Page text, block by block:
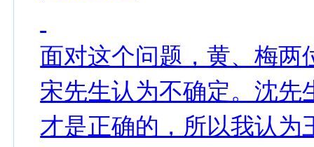
面对这个问题，黄、梅两
宋先生认为不确定。沈先
才是正确的，所以我认为